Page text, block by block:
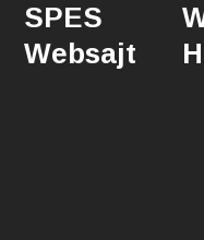
SPES
Websajt